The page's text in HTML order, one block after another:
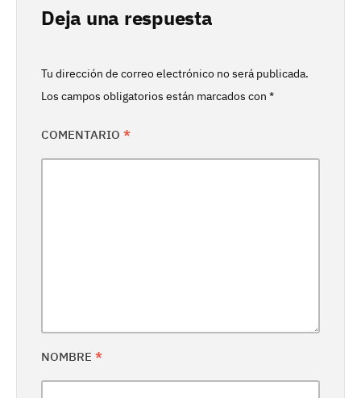
Deja una respuesta
Tu dirección de correo electrónico no será publicada.
Los campos obligatorios están marcados con *
COMENTARIO *
NOMBRE *